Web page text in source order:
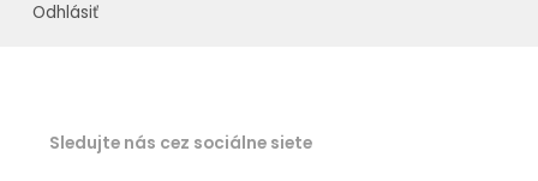
Odhlásiť
Sledujte nás cez sociálne siete